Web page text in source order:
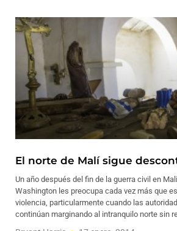
El norte de Malí sigue
Un año después del fin de la guerra civil en
Washington les preocupa cada vez más que
violencia, particularmente cuando las
continúan marginando al intranquilo norte sin